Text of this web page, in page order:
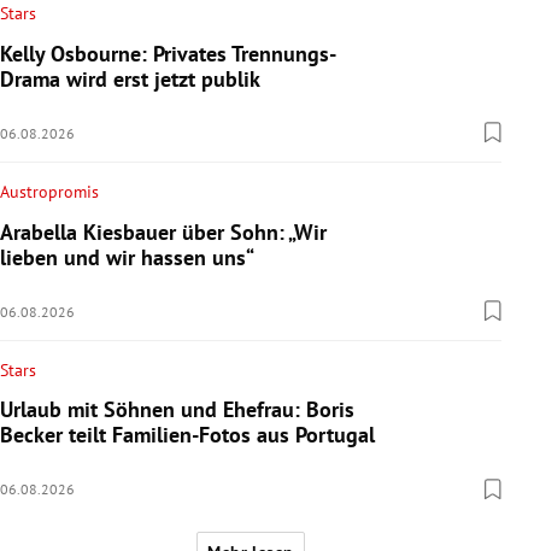
Stars
Kelly Osbourne: Privates Trennungs-
Drama wird erst jetzt publik
06.08.2026
Austropromis
Arabella Kiesbauer über Sohn: „Wir
lieben und wir hassen uns“
06.08.2026
Stars
Urlaub mit Söhnen und Ehefrau: Boris
Becker teilt Familien-Fotos aus Portugal
06.08.2026